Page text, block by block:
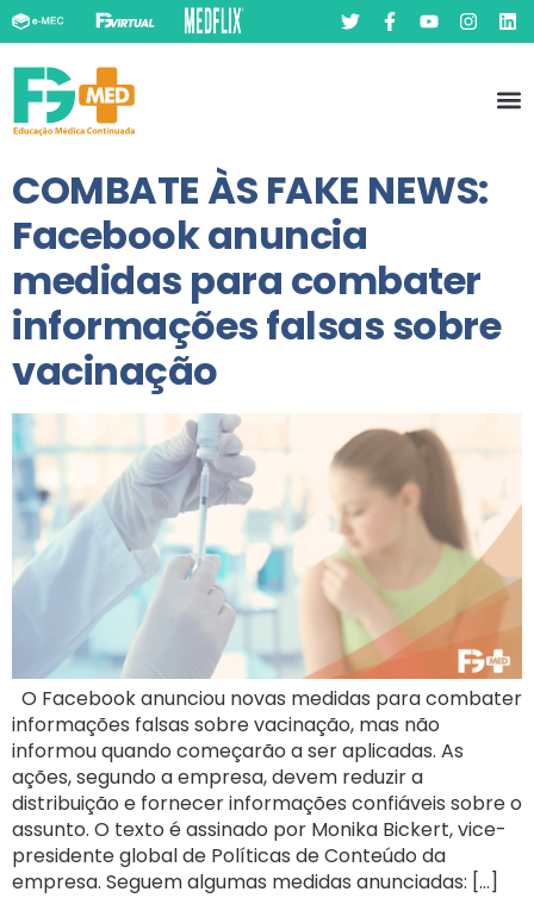
COMBATE ÀS FAKE NEWS:
Facebook anuncia
medidas para combater
informações falsas sobre
vacinação
O Facebook anunciou novas medidas para combater
informações falsas sobre vacinação, mas não
informou quando começarão a ser aplicadas. As
ações, segundo a empresa, devem reduzir a
distribuição e fornecer informações confiáveis sobre o
assunto. O texto é assinado por Monika Bickert, vice-
presidente global de Políticas de Conteúdo da
empresa. Seguem algumas medidas anunciadas: […]